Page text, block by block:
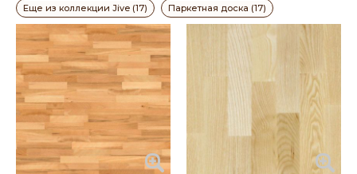
Еще из коллекции Jive (17) Паркетная доска (17)